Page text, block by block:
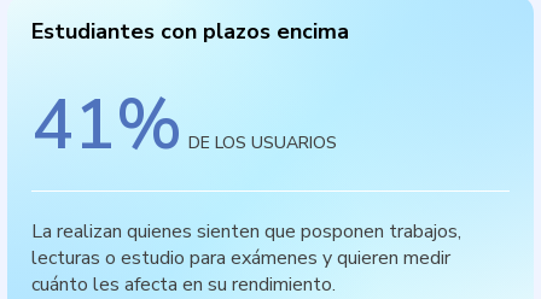
Estudiantes con plazos encima
41% DE LOS USUARIOS
La realizan quienes sienten que posponen trabajos,
lecturas o estudio para exámenes y quieren medir
cuánto les afecta en su rendimiento.